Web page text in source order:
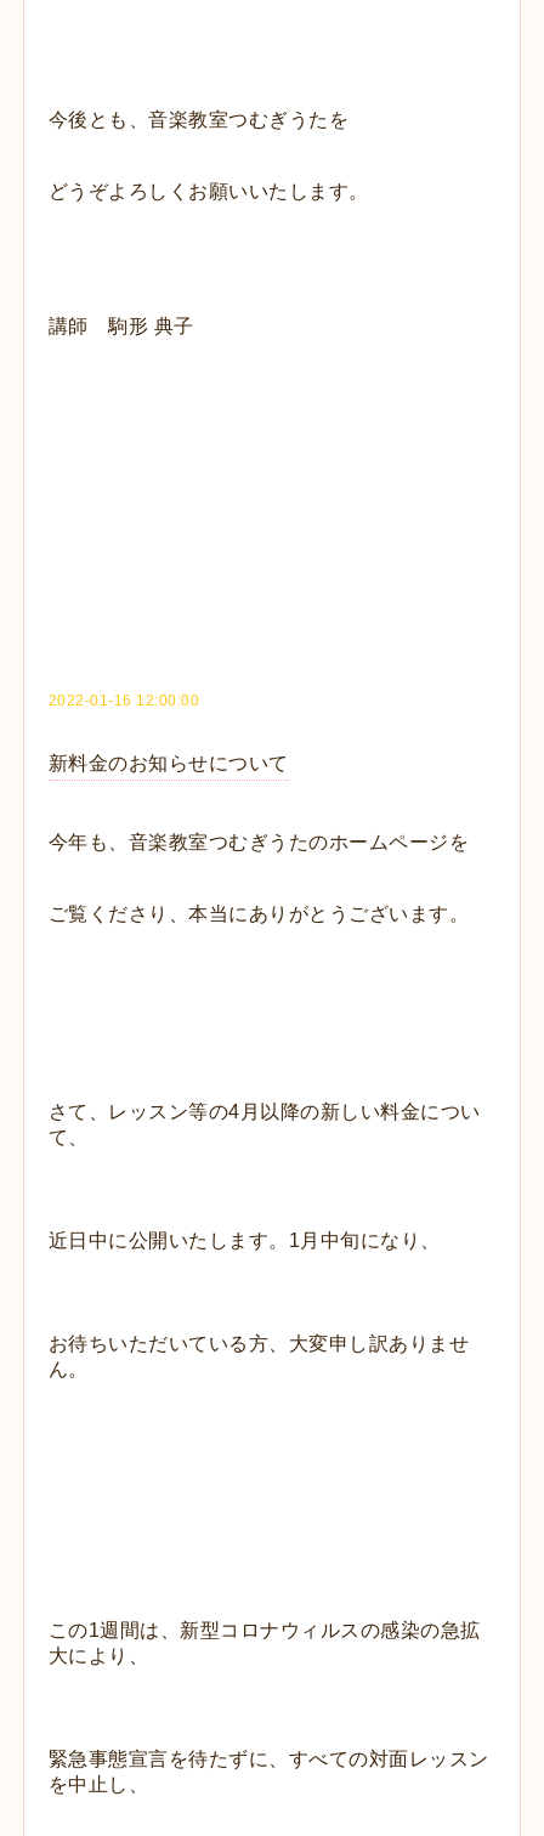
今後とも、音楽教室つむぎうたを
どうぞよろしくお願いいたします。
講師 駒形 典子
2022-01-16 12:00:00
新料金のお知らせについて
今年も、音楽教室つむぎうたのホームページを
ご覧くださり、本当にありがとうございます。
さて、レッスン等の4月以降の新しい料金につい
て、
近日中に公開いたします。1月中旬になり、
お待ちいただいている方、大変申し訳ありませ
ん。
この1週間は、新型コロナウィルスの感染の急拡
大により、
緊急事態宣言を待たずに、すべての対面レッスン
を中止し、